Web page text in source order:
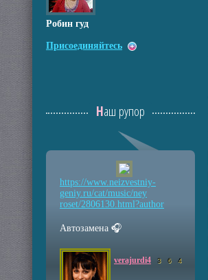
Робин гуд
Присоединяйтесь
Наш рупор
https://www.neizvestniy-
geniy.ru/cat/music/ney
roset/2806130.html?author
Автозамена 🎧
verajurdi4 3 6 4